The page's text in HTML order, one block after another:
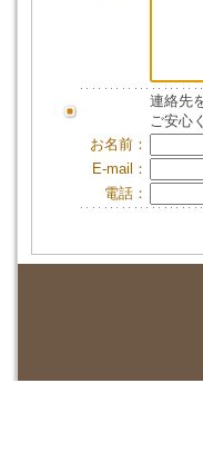
連絡先
ご安心
お名前：
E-mail：
電話：